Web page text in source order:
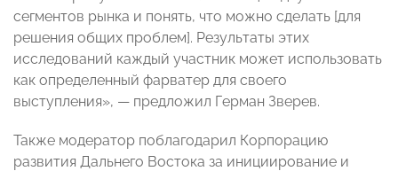
сегментов рынка и понять, что можно сделать [для
решения общих проблем]. Результаты этих
исследований каждый участник может использовать
как определенный фарватер для своего
выступления», — предложил Герман Зверев.
Также модератор поблагодарил Корпорацию
развития Дальнего Востока за инициирование и